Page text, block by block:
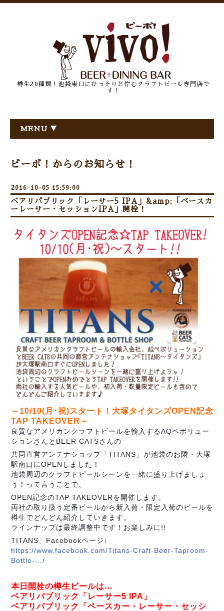
樽生20種類！池袋東口にひっそりと佇むクラフトビール専門店で
す！
MENU ▼
ビーボ！からのお知らせ！
2016-10-05 15:59:00
ベアリパブリック「レーサー5 IPA」&amp;「ペースカ
ーレーサー・セッションIPA」開栓！
～10/10(月･祝)スタート！大塚タイタンズOPEN記念
TAP TAKEOVER～
良質なアメリカンクラフトビールを輸入するAQベボリュー
ションさんとBEER CATSさんの
共同直営アンテナショップ「TITANS」が池袋のお隣・大塚
駅南口にOPENしました！
池袋周辺のクラフトビールシーンを一緒に盛り上げましょ
う！って言うことで、
OPEN記念のTAP TAKEOVERを開催します。
両社の取り扱う定番ビールから新入荷・限定入荷のビールを
樽生でどんどん紹介していきます。
ラインナップは最終調整中です！お楽しみに!!
TITANS、Facebookページ↓
https://www.facebook.com/Titans-Craft-Beer-Taproom-
Bottle-…/
本日開栓の樽生ビールは…
ベアリパブリック「レーサー5 IPA」
ベアリパブリック「ペースカー・レーサー・セッシ